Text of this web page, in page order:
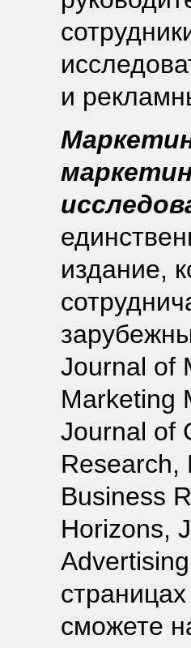
и
издание,
Journal of
Marketing
Journal of
Research,
Business
Horizons,
сможете